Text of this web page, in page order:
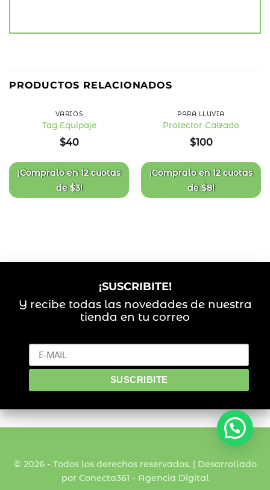
PRODUCTOS RELACIONADOS
de
deseos
VARIOS
Tag Equipaje
$40
¡Compralo en12 cuotas
de$3!
de
deseos
PARA LLUVIA
Protector Calzado
$100
¡Compralo en12 cuotas
de$8!
¡SUSCRIBITE!
Y recibe todas las novedades de nuestra
tienda en tu correo
© 2026 - Todos los derechos reservados. | Desarrollado
por Conecta361 - Agencia Digital